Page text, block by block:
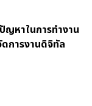
ญหาในการทำงาน
ดการงานดิจิทัล